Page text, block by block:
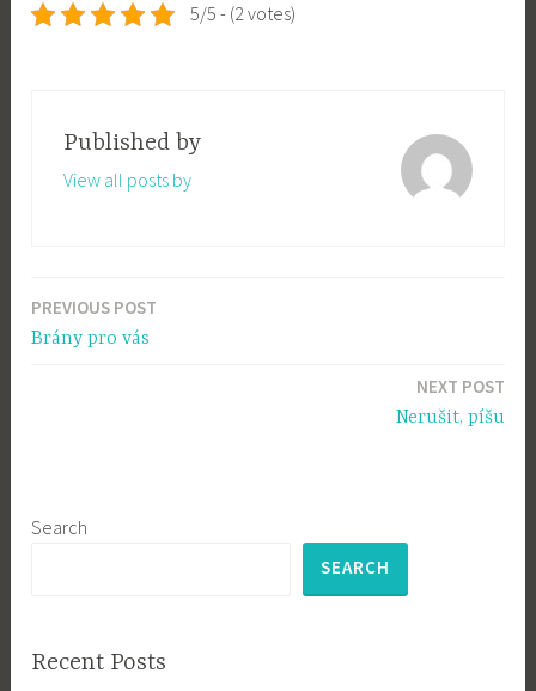
5/5 - (2 votes)
Published by
View all posts by
Post
navigation
PREVIOUS POST
Brány pro vás
NEXT POST
Nerušit, píšu
Search
SEARCH
Recent Posts